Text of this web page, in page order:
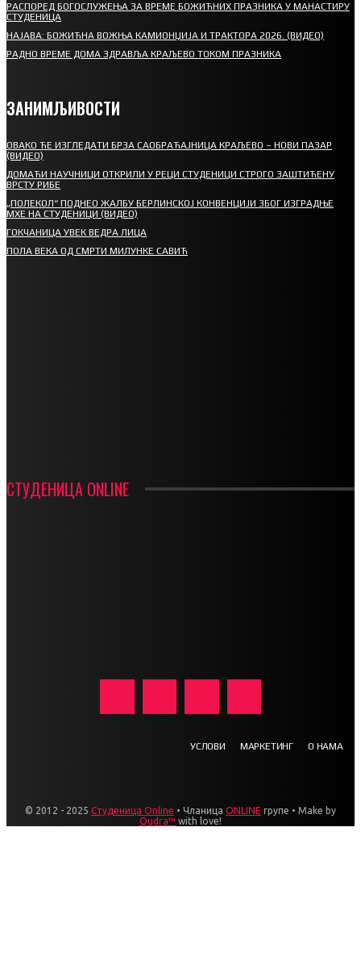
РАСПОРЕД БОГОСЛУЖЕЊА ЗА ВРЕМЕ БОЖИЋНИХ ПРАЗНИКА У МАНАСТИРУ
СТУДЕНИЦА
НАЈАВА: БОЖИЋНА ВОЖЊА КАМИОНЏИЈА И ТРАКТОРА 2026. (ВИДЕО)
РАДНО ВРЕМЕ ДОМА ЗДРАВЉА КРАЉЕВО ТОКОМ ПРАЗНИКА
ЗАНИМЉИВОСТИ
ОВАКО ЋЕ ИЗГЛЕДАТИ БРЗА САОБРАЋАЈНИЦА КРАЉЕВО – НОВИ ПАЗАР
(ВИДЕО)
ДОМАЋИ НАУЧНИЦИ ОТКРИЛИ У РЕЦИ СТУДЕНИЦИ СТРОГО ЗАШТИЋЕНУ
ВРСТУ РИБЕ
„ПОЛЕКОЛ“ ПОДНЕО ЖАЛБУ БЕРЛИНСКОЈ КОНВЕНЦИЈИ ЗБОГ ИЗГРАДЊЕ
МХЕ НА СТУДЕНИЦИ (ВИДЕО)
ГОКЧАНИЦА УВЕК ВЕДРА ЛИЦА
ПОЛА ВЕКА ОД СМРТИ МИЛУНКЕ САВИЋ
СТУДЕНИЦА ONLINE
УСЛОВИ МАРКЕТИНГ О НАМА
© 2012 - 2025 Студеница Online • Чланица ONLINE групе • Make by
Qudra™ with love!